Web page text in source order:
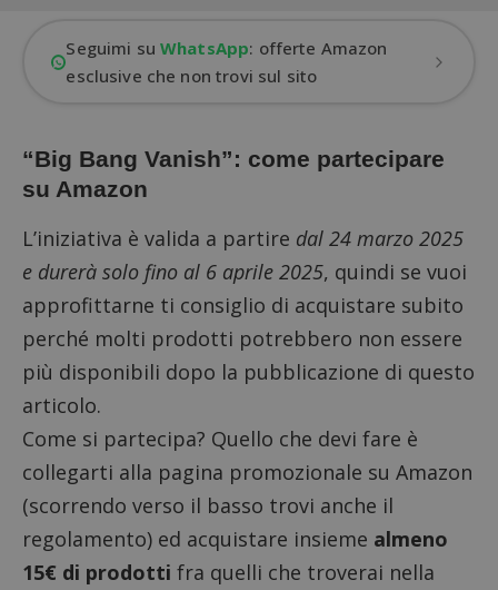
Seguimi suWhatsApp: offerte Amazon
esclusive che non trovi sul sito
“Big Bang Vanish”: come partecipare
su Amazon
L’iniziativa è valida a partire dal 24 marzo 2025
e durerà solo fino al 6 aprile 2025, quindi se vuoi
approfittarne ti consiglio di acquistare subito
perché molti prodotti potrebbero non essere
più disponibili dopo la pubblicazione di questo
articolo.
Come si partecipa? Quello che devi fare è
collegarti alla pagina promozionale su Amazon
(scorrendo verso il basso trovi anche il
regolamento) ed acquistare insieme almeno
15€ di prodotti fra quelli che troverai nella